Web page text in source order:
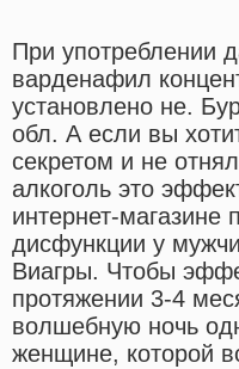
При употреблении
варденафил
установлено не.
обл. А если вы
секретом и не
алкоголь это
интернет-магазине
дисфункции у
Виагры. Чтобы
протяжении 3-4
волшебную ночь
женщине, которой